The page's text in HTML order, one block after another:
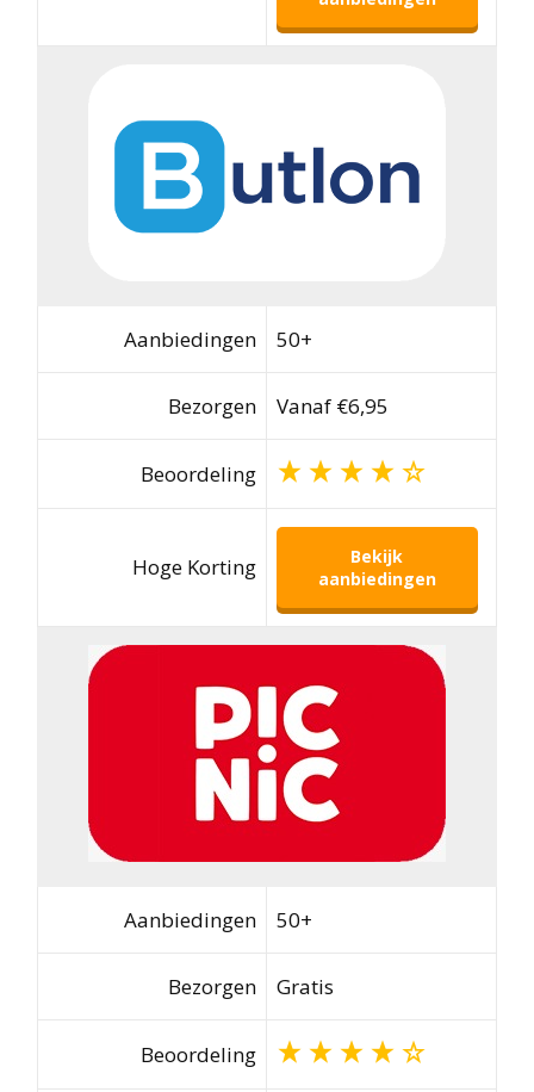
Aanbiedingen 50+
Bezorgen Vanaf €6,95
Beoordeling
Hoge Korting
Bekijk
aanbiedingen
Aanbiedingen 50+
Bezorgen Gratis
Beoordeling